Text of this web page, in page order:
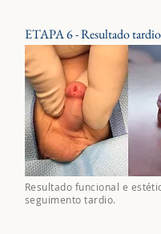
ETAPA 6 - Resultado tardio
Resultado funcional e
seguimento tardio.